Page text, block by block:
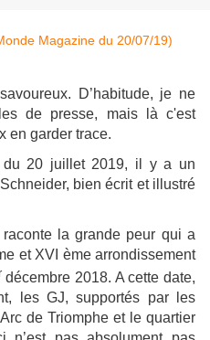
D’habitude, je ne
de presse, mais là c'est
en garder trace.
du 20 juillet 2019, il y a un
bien écrit et illustré
la grande peur qui a
et XVI ème arrondissement
décembre 2018. A cette date,
les GJ, supportés par les
de Triomphe et le quartier